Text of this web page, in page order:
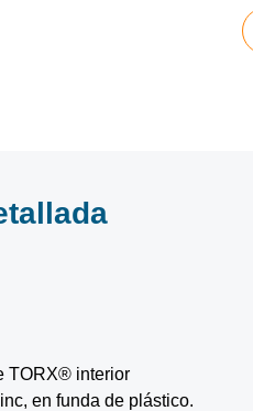
TORX® interior
en funda de plástico.